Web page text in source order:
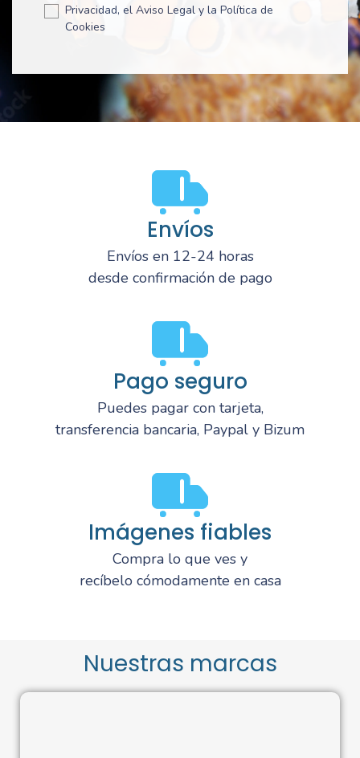
Privacidad, el Aviso Legal y la Política de
Cookies
Envíos
Envíos en 12-24 horas
desde confirmación de pago
Pago seguro
Puedes pagar con tarjeta,
transferencia bancaria, Paypal y Bizum
Imágenes fiables
Compra lo que ves y
recíbelo cómodamente en casa
Nuestras marcas